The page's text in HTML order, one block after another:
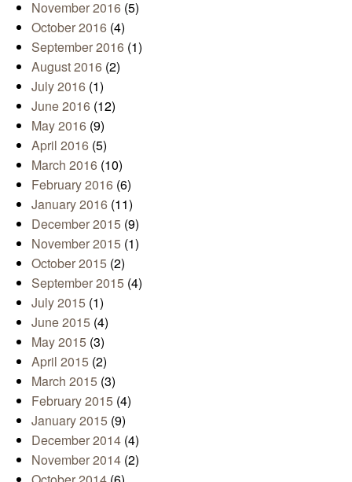
November 2016 (5)
October 2016 (4)
September 2016 (1)
August 2016 (2)
July 2016 (1)
June 2016 (12)
May 2016 (9)
April 2016 (5)
March 2016 (10)
February 2016 (6)
January 2016 (11)
December 2015 (9)
November 2015 (1)
October 2015 (2)
September 2015 (4)
July 2015 (1)
June 2015 (4)
May 2015 (3)
April 2015 (2)
March 2015 (3)
February 2015 (4)
January 2015 (9)
December 2014 (4)
November 2014 (2)